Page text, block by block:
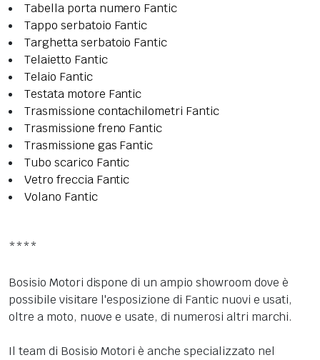
Tabella porta numero Fantic
Tappo serbatoio Fantic
Targhetta serbatoio Fantic
Telaietto Fantic
Telaio Fantic
Testata motore Fantic
Trasmissione contachilometri Fantic
Trasmissione freno Fantic
Trasmissione gas Fantic
Tubo scarico Fantic
Vetro freccia Fantic
Volano Fantic
****
Bosisio Motori dispone di un ampio showroom dove è
possibile visitare l'esposizione di Fantic nuovi e usati,
oltre a moto, nuove e usate, di numerosi altri marchi.
Il team di Bosisio Motori è anche specializzato nel